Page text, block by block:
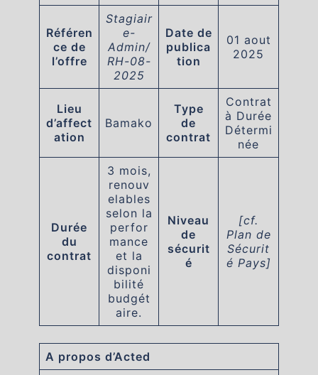
Référen
ce de
l’offre
Stagiair
e-
Admin/
RH-08-
2025
Date de
publica
tion
01 aout
2025
Lieu
d’affect
ation
Bamako
Type
de
contrat
Contrat
à Durée
Détermi
née
Durée
du
contrat
3 mois,
renouv
elables
selon la
perfor
mance
et la
disponi
bilité
budgét
aire.
Niveau
de
sécurit
é
[cf.
Plan de
Sécurit
é Pays]
A propos d’Acted